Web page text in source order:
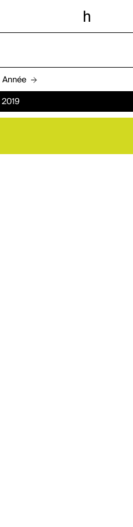
h
Année
2019